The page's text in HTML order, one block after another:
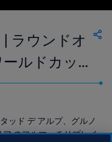
ラウンドオ
ールドカッ
ッド デ アルプ、グルノ
のフルマッチリプレイ